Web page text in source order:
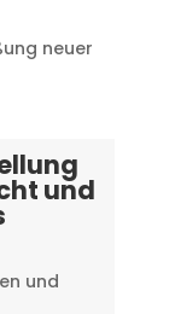
neuer
und
und